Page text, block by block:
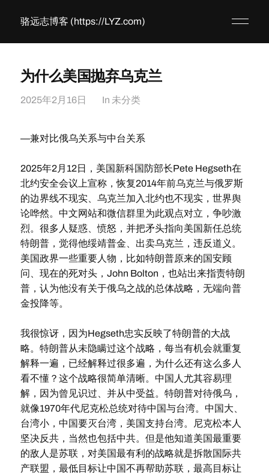
骆远志博客 (https://LYZ.com)
为什么美国抛弃乌克兰
2025年2月16日 In 未分类
—兼对比俄乌关系与中台关系
2025年2月12日，美国新科国防部长Pete Hegseth在
北约安全会议上宣称，恢复2014年前乌克兰与俄罗斯
的边界线不现实、乌克兰加入北约也不现实，世界舆
论哗然。中文网站和微信群里为此观点对立，争吵激
烈。很多人疑惑、愤怒，并把矛头指向美国新任总统
特朗普，觉得他绥靖普金、出卖乌克兰，违反道义。
美国政界一些重要人物，比如特朗普原来的国安顾
问、现在的死对头，John Bolton，也站出来指责特朗
普，认为他没有关于俄乌之战的总体战略，无端向普
金投降等。
我很惊讶，因为Hegseth忠实反映了特朗普的大战
略。特朗普从未隐瞒过这个战略，每当有机会就重复
解释一遍，已经解释过很多遍，为什么还有这么多人
看不懂？这个战略很简单清晰。中国人尤其容易理
解，因为曾见识过、并从中受益。特朗普对待俄乌，
就像1970年代尼克松总统对待中国与台湾。中国大、
台湾小，中国要灭台湾，美国支持台湾。尼克松本人
坚决反共，当然也包括中共。但是他知道美国最重要
的敌人是苏联，对美国最有利的战略就是拆散国际共
产联盟，最低目标让中国不再帮助苏联，最高目标让